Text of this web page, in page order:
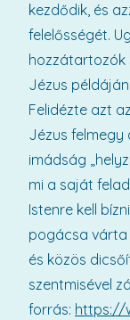
kezdődik, és
felelősségét.
hozzátartozók
Jézus
Felidézte azt
Jézus felmegy
imádság
mi a saját
Istenre kell
pogácsa várta
és közös
szentmisével
forrás: https://